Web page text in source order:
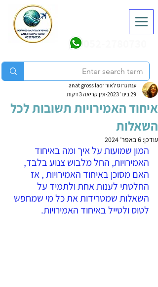
איחוד האמירויות תשובות לכל
השאלות
ענת גרוס לאור anat gross laor
29 בינו׳ 2023
זמן קריאה 3 דקות
עודכן: 6 באפר׳ 2024
המון שמועות על איך ומה באיחוד
האמירויות, החל מלבוש צנוע בלבד,
האם מסוכן באיחוד האמירויות , אז
החלטתי לענות אחת ולתמיד על
השאלות שמטרידות את כל מי שמחפש
לטוס ולטייל באיחוד האמירויות.